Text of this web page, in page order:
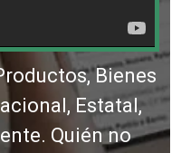
Bienes
Estatal,
Quién no